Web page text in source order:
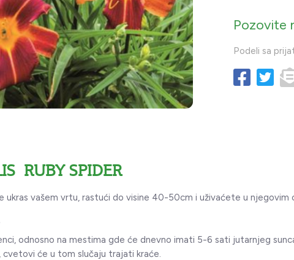
Pozovite
Podeli sa
RUBY SPIDER
ukras vašem vrtu, rastući do visine 40-50cm i uživaćete u
odnosno na mestima gde će dnevno imati 5-6 sati jutarnjeg
cvetovi će u tom slučaju trajati kraće.